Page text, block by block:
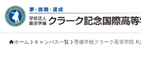
ホーム キャンパス一覧 専修学校クラーク高等学院